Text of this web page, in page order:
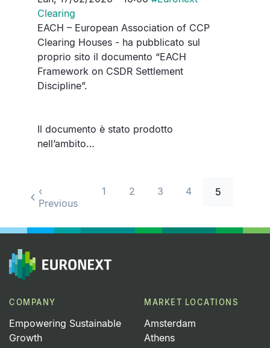
Clearing
EACH – European Association of CCP
Clearing Houses - ha pubblicato sul
proprio sito il documento “EACH
Framework on CSDR Settlement
Discipline”.
Il documento è stato prodotto
nell’ambito…
Paginazione
‹
Previous
1 2 3 4 5
COMPANY
Empowering Sustainable
Growth
MARKET LOCATIONS
Amsterdam
Athens